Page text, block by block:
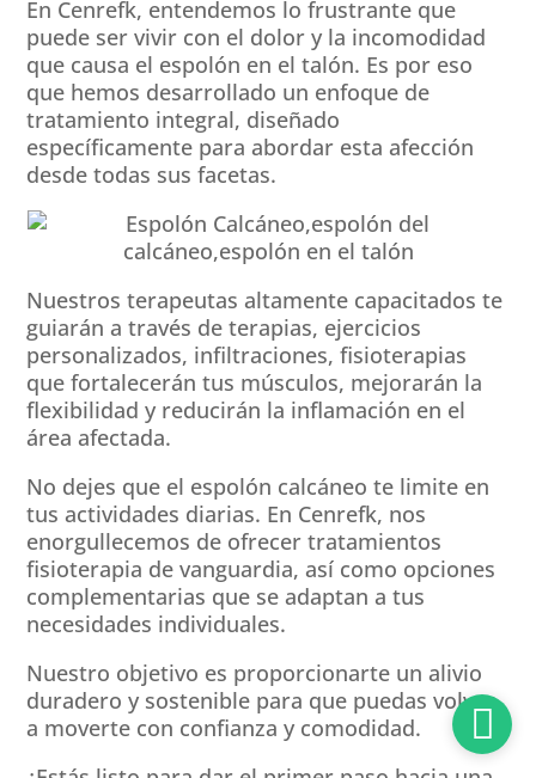
En Cenrefk, entendemos lo frustrante que
puede ser vivir con el dolor y la incomodidad
que causa el espolón en el talón. Es por eso
que hemos desarrollado un enfoque de
tratamiento integral, diseñado
específicamente para abordar esta afección
desde todas sus facetas.
Nuestros terapeutas altamente capacitados te
guiarán a través de terapias, ejercicios
personalizados, infiltraciones, fisioterapias
que fortalecerán tus músculos, mejorarán la
flexibilidad y reducirán la inflamación en el
área afectada.
No dejes que el espolón calcáneo te limite en
tus actividades diarias. En Cenrefk, nos
enorgullecemos de ofrecer tratamientos
fisioterapia de vanguardia, así como opciones
complementarias que se adaptan a tus
necesidades individuales.
Nuestro objetivo es proporcionarte un alivio
duradero y sostenible para que puedas volver
a moverte con confianza y comodidad.
